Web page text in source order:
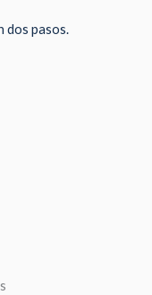
dos pasos.